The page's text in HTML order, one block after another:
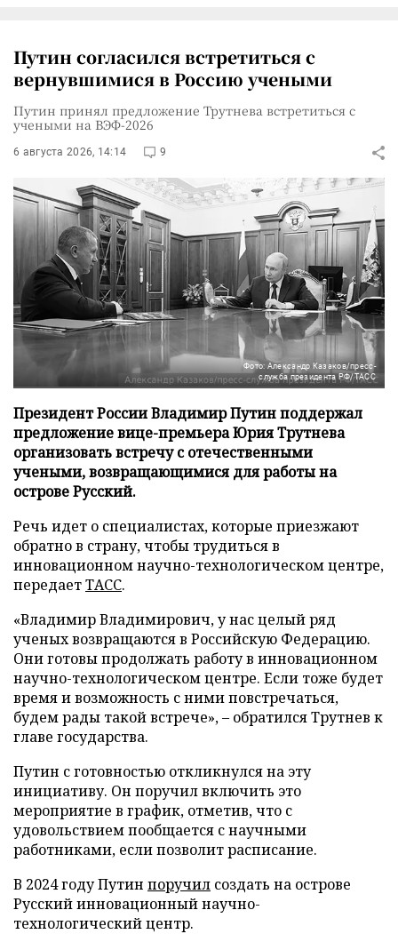
Путин согласился встретиться с
вернувшимися в Россию учеными
Путин принял предложение Трутнева встретиться с
учеными на ВЭФ-2026
6 августа 2026, 14:14 9
Фото: Александр Казаков/пресс-
служба президента РФ/ТАСС
Президент России Владимир Путин поддержал
предложение вице-премьера Юрия Трутнева
организовать встречу с отечественными
учеными, возвращающимися для работы на
острове Русский.
Речь идет о специалистах, которые приезжают
обратно в страну, чтобы трудиться в
инновационном научно-технологическом центре,
передаетТАСС.
«Владимир Владимирович, у нас целый ряд
ученых возвращаются в Российскую Федерацию.
Они готовы продолжать работу в инновационном
научно-технологическом центре. Если тоже будет
время и возможность с ними повстречаться,
будем рады такой встрече», – обратился Трутнев к
главе государства.
Путин с готовностью откликнулся на эту
инициативу. Он поручил включить это
мероприятие в график, отметив, что с
удовольствием пообщается с научными
работниками, если позволит расписание.
В 2024 году Путин поручил создать на острове
Русский инновационный научно-
технологический центр.